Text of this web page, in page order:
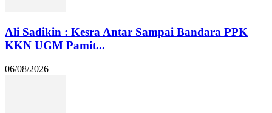
Ali Sadikin : Kesra Antar Sampai Bandara PPK
KKN UGM Pamit...
06/08/2026